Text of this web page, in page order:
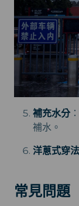
補充水分
補水。
洋蔥式穿法
常見問題